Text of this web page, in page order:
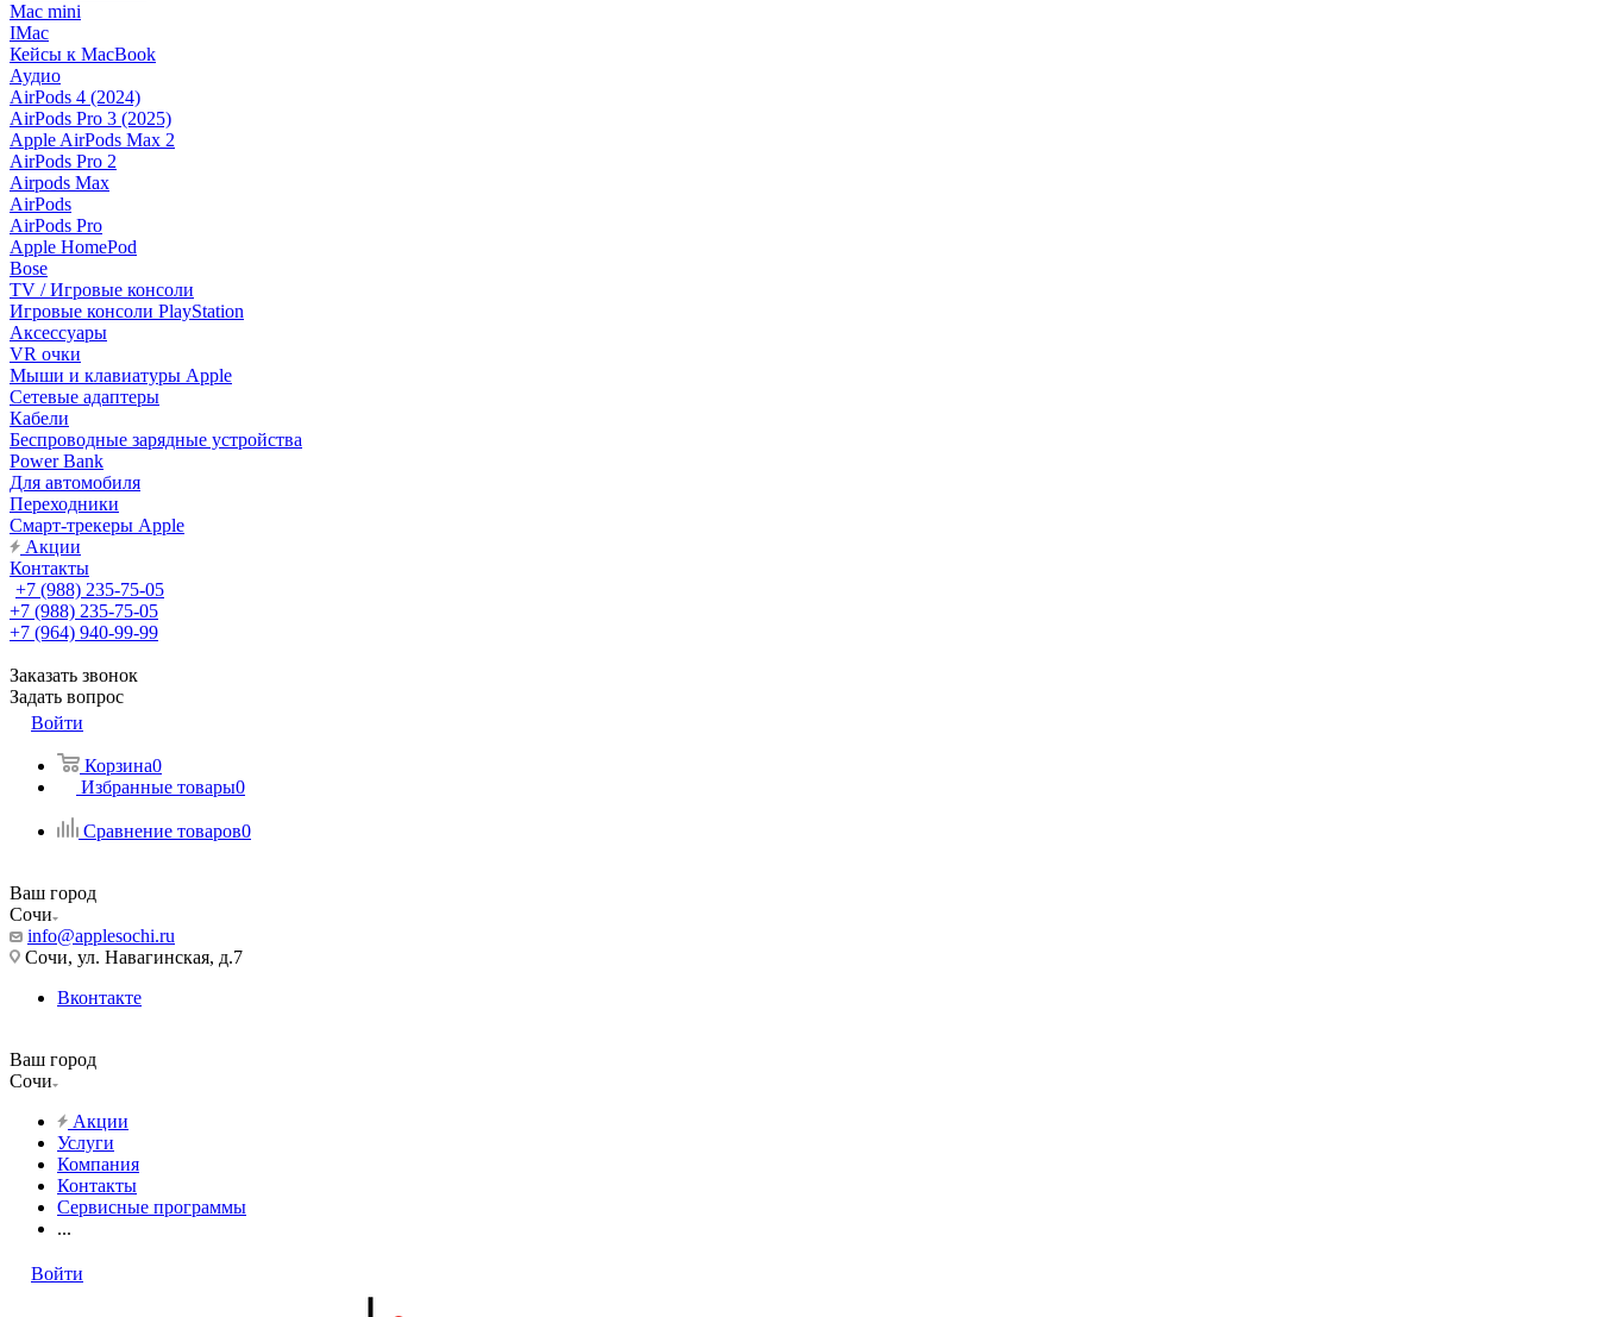
Mac mini
IMac
Кейсы к MacBook
Аудио
AirPods 4 (2024)
AirPods Pro 3 (2025)
Apple AirPods Max 2
AirPods Pro 2
Airpods Max
AirPods
AirPods Pro
Apple HomePod
Bose
TV / Игровые консоли
Игровые консоли PlayStation
Аксессуары
VR очки
Мыши и клавиатуры Apple
Сетевые адаптеры
Кабели
Беспроводные зарядные устройства
Power Bank
Для автомобиля
Переходники
Смарт-трекеры Apple
Акции
Контакты
+7 (988) 235-75-05
+7 (988) 235-75-05
+7 (964) 940-99-99
Заказать звонок
Задать вопрос
Войти
Корзина0
Избранные товары0
Сравнение товаров0
Ваш город
Сочи
info@applesochi.ru
Сочи, ул. Навагинская, д.7
Вконтакте
Ваш город
Сочи
Акции
Услуги
Компания
Контакты
Сервисные программы
...
Войти